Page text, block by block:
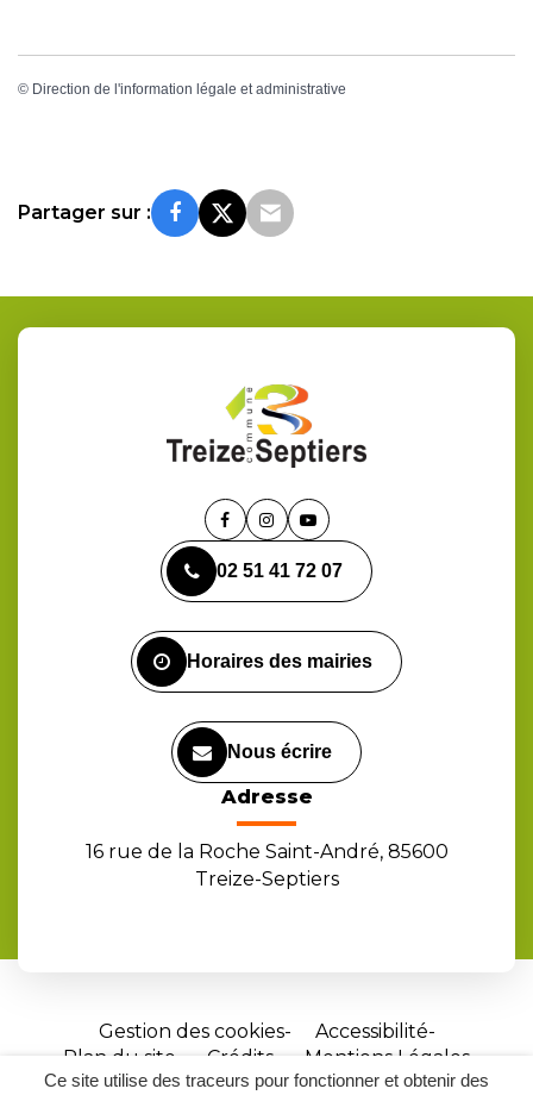
Ce site utilise des traceurs pour fonctionner et obtenir des
© Direction de l'information légale et administrative
Partager sur :
Lien
le
compte
Lien
le
compte
Lien
la
chaîne
02 51 41 72 07
Horaires des mairies
Nous écrire
Adresse
16 rue de la Roche Saint-André, 85600
Treize-Septiers
Gestion des cookies
Accessibilité
Plan du site
Crédits
Mentions Légales